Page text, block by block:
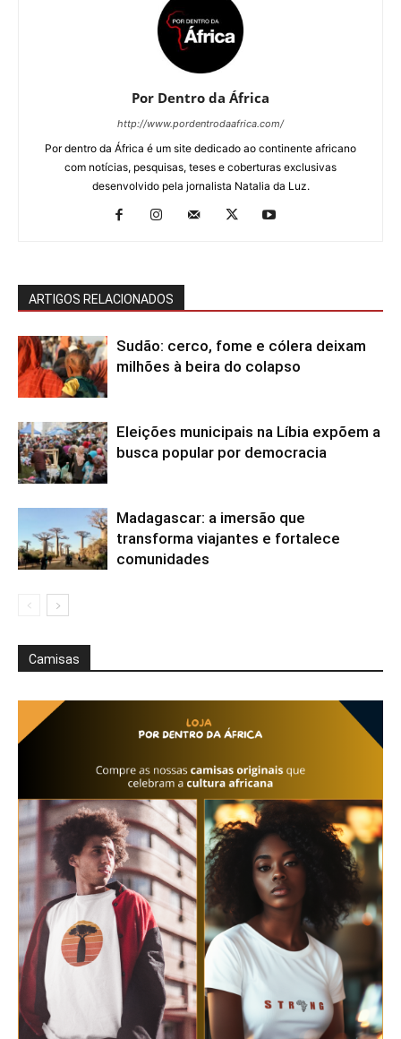
Por Dentro da África
http://www.pordentrodaafrica.com/
Por dentro da África é um site dedicado ao continente africano
com notícias, pesquisas, teses e coberturas exclusivas
desenvolvido pela jornalista Natalia da Luz.
ARTIGOS RELACIONADOS
Sudão: cerco, fome e cólera deixam
milhões à beira do colapso
Eleições municipais na Líbia expõem a
busca popular por democracia
Madagascar: a imersão que
transforma viajantes e fortalece
comunidades
Camisas